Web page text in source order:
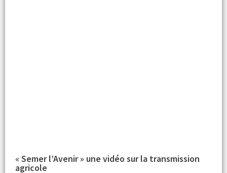
« Semer l’Avenir » une vidéo sur la transmission
agricole